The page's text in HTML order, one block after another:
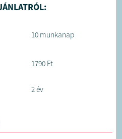
10 munkanap
1790 Ft
2 év